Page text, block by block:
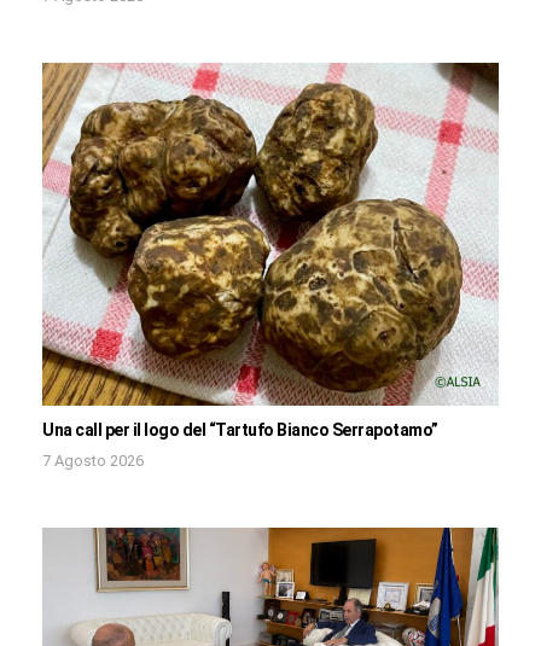
Una call per il logo del “Tartufo Bianco Serrapotamo”
7 Agosto 2026